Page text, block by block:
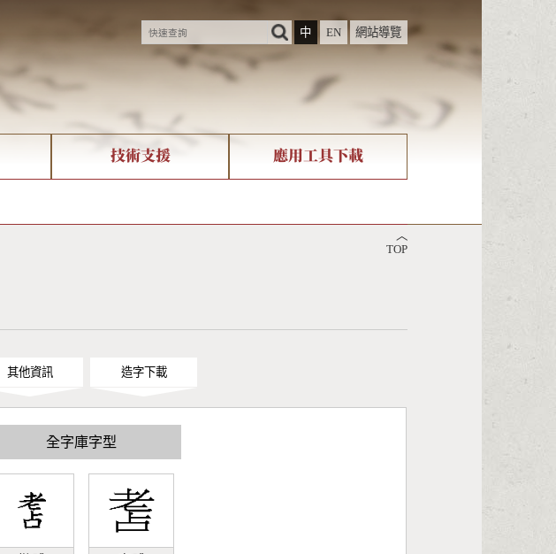
中
EN 網站導覽
技術支援 應用工具下載
︿
TOP
其他資訊 造字下載
全字庫字型